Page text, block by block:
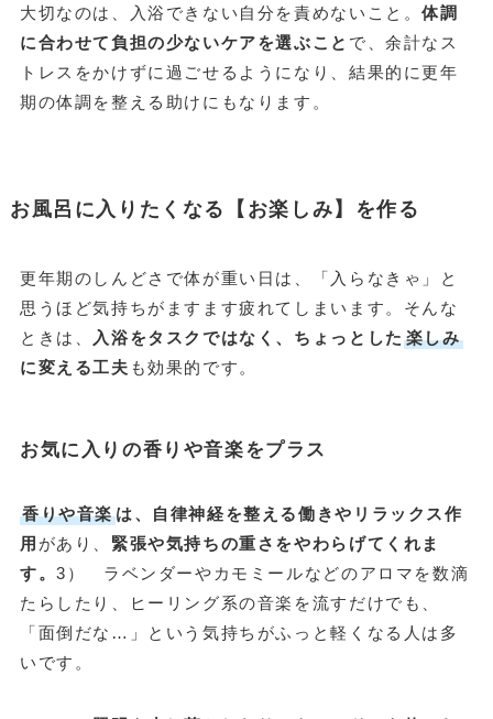
大切なのは、入浴できない自分を責めないこと。体調
に合わせて負担の少ないケアを選ぶこと で、余計なス
トレスをかけずに過ごせるようになり、結果的に更年
期の体調を整える助けにもなります。
お風呂に入りたくなる【お楽しみ】を作る
更年期のしんどさで体が重い日は、「入らなきゃ」と
思うほど気持ちがますます疲れてしまいます。そんな
ときは、 入浴をタスクではなく、ちょっとした 楽しみ
に変える工夫 も効果的です。
お気に入りの香りや音楽をプラス
香りや音楽は、自律神経を整える働きやリラックス作
用 があり、 緊張や気持ちの重さをやわらげてくれま
す。3） ラベンダーやカモミールなどのアロマを数滴
たらしたり、ヒーリング系の音楽を流すだけでも、
「面倒だな…」という気持ちがふっと軽くなる人は多
いです。